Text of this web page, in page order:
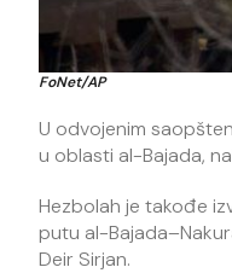
FoNet/AP
U odvojenim
u oblasti al-Bajada,
Hezbolah je takođe
putu al-
Deir Sirjan.